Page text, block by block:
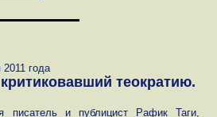
года
теократию.
писатель и публицист Рафик Таги,